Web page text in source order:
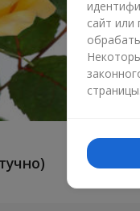
сайт
страницы.